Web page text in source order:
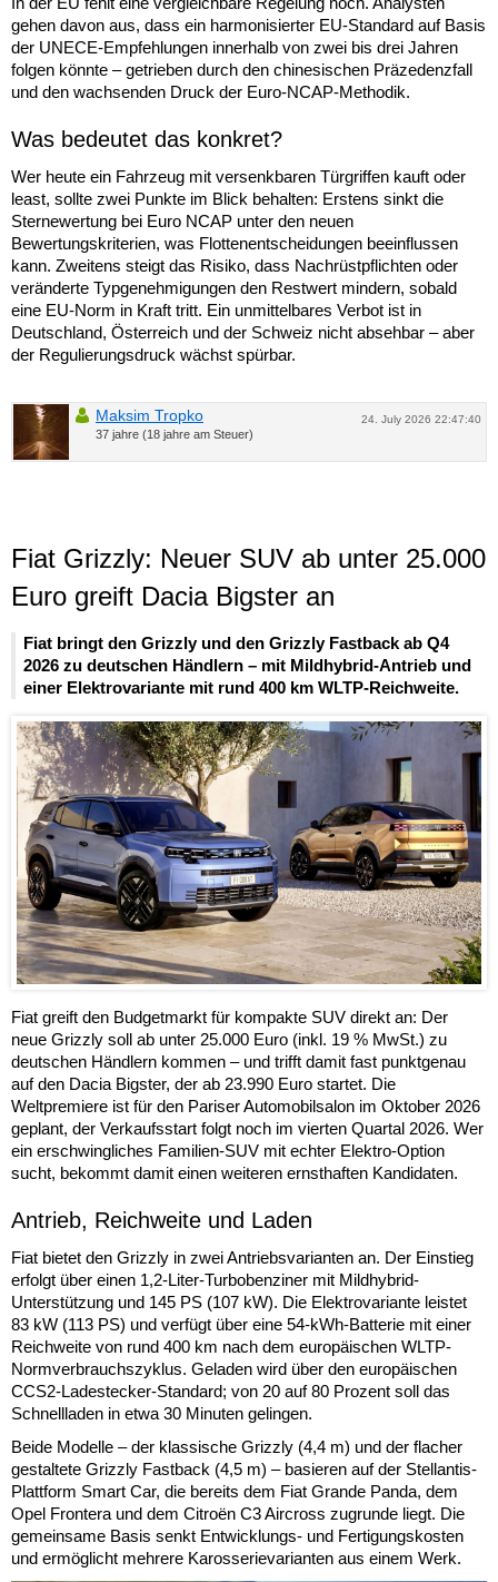
gehen davon aus, dass ein harmonisierter EU-Standard auf Basis
der UNECE-Empfehlungen innerhalb von zwei bis drei Jahren
folgen könnte – getrieben durch den chinesischen Präzedenzfall
und den wachsenden Druck der Euro-NCAP-Methodik.
Was bedeutet das konkret?
Wer heute ein Fahrzeug mit versenkbaren Türgriffen kauft oder
least, sollte zwei Punkte im Blick behalten: Erstens sinkt die
Sternewertung bei Euro NCAP unter den neuen
Bewertungskriterien, was Flottenentscheidungen beeinflussen
kann. Zweitens steigt das Risiko, dass Nachrüstpflichten oder
veränderte Typgenehmigungen den Restwert mindern, sobald
eine EU-Norm in Kraft tritt. Ein unmittelbares Verbot ist in
Deutschland, Österreich und der Schweiz nicht absehbar – aber
der Regulierungsdruck wächst spürbar.
24. July 2026 22:47:40
Maksim Tropko
37 jahre (18 jahre am Steuer)
Fiat Grizzly: Neuer SUV ab unter 25.000
Euro greift Dacia Bigster an
Fiat bringt den Grizzly und den Grizzly Fastback ab Q4
2026 zu deutschen Händlern – mit Mildhybrid-Antrieb und
einer Elektrovariante mit rund 400 km WLTP-Reichweite.
Fiat greift den Budgetmarkt für kompakte SUV direkt an: Der
neue Grizzly soll ab unter 25.000 Euro (inkl. 19 % MwSt.) zu
deutschen Händlern kommen – und trifft damit fast punktgenau
auf den Dacia Bigster, der ab 23.990 Euro startet. Die
Weltpremiere ist für den Pariser Automobilsalon im Oktober 2026
geplant, der Verkaufsstart folgt noch im vierten Quartal 2026. Wer
ein erschwingliches Familien-SUV mit echter Elektro-Option
sucht, bekommt damit einen weiteren ernsthaften Kandidaten.
Antrieb, Reichweite und Laden
Fiat bietet den Grizzly in zwei Antriebsvarianten an. Der Einstieg
erfolgt über einen 1,2-Liter-Turbobenziner mit Mildhybrid-
Unterstützung und 145 PS (107 kW). Die Elektrovariante leistet
83 kW (113 PS) und verfügt über eine 54-kWh-Batterie mit einer
Reichweite von rund 400 km nach dem europäischen WLTP-
Normverbrauchszyklus. Geladen wird über den europäischen
CCS2-Ladestecker-Standard; von 20 auf 80 Prozent soll das
Schnellladen in etwa 30 Minuten gelingen.
Beide Modelle – der klassische Grizzly (4,4 m) und der flacher
gestaltete Grizzly Fastback (4,5 m) – basieren auf der Stellantis-
Plattform Smart Car, die bereits dem Fiat Grande Panda, dem
Opel Frontera und dem Citroën C3 Aircross zugrunde liegt. Die
gemeinsame Basis senkt Entwicklungs- und Fertigungskosten
und ermöglicht mehrere Karosserievarianten aus einem Werk.